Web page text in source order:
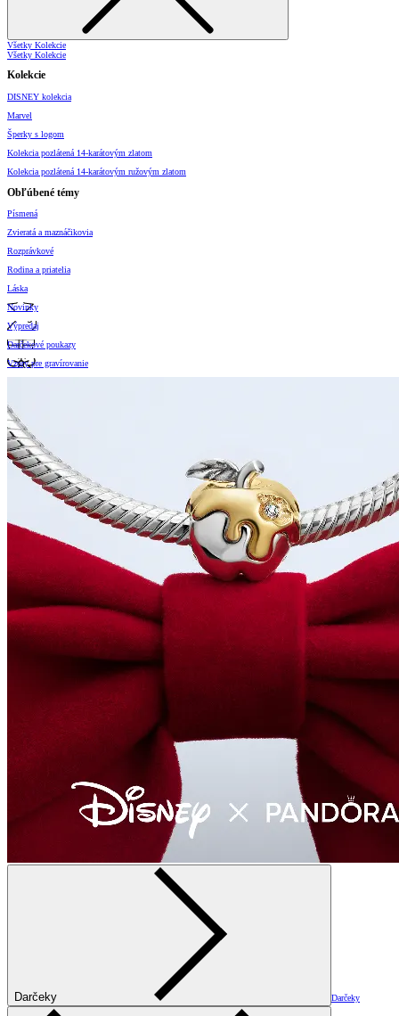
Všetky Kolekcie
Všetky Kolekcie
Kolekcie
DISNEY kolekcia
Marvel
Šperky s logom
Kolekcia pozlátená 14-karátovým zlatom
Kolekcia pozlátená 14-karátovým ružovým zlatom
Obľúbené témy
Písmená
Zvieratá a maznáčikovia
Rozprávkové
Rodina a priatelia
Láska
Novinky
Výpredaj
Darčekové poukazy
Vzory pre gravírovanie
Darčeky Darčeky